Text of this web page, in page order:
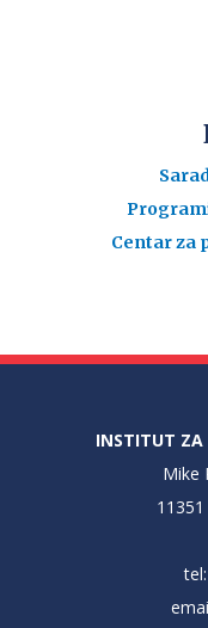
Centar za
INSTITUT ZA
Mike